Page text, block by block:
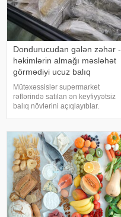
Dondurucudan gələn zəhər -
həkimlərin almağı məsləhət
görmədiyi ucuz balıq
Mütəxəssislər supermarket
rəflərində satılan ən keyfiyyətsiz
balıq növlərini açıqlayıblar.
görünür. xarici mediaya istinadən
xəbər verir ki, supermarketlərdək